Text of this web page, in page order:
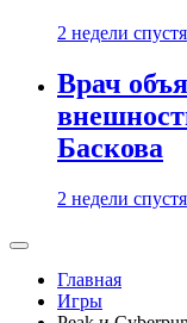
2 недели спустя
Врач
Баскова
2 недели спустя
Главная
Игры